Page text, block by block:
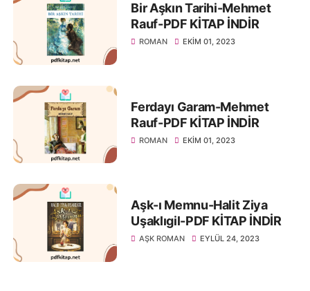
Bir Aşkın Tarihi-Mehmet
Rauf-PDF KİTAP İNDİR
ROMAN EKIM 01, 2023
Ferdayı Garam-Mehmet
Rauf-PDF KİTAP İNDİR
ROMAN EKIM 01, 2023
Aşk-ı Memnu-Halit Ziya
Uşaklıgil-PDF KİTAP İNDİR
AŞK ROMAN EYLÜL 24, 2023